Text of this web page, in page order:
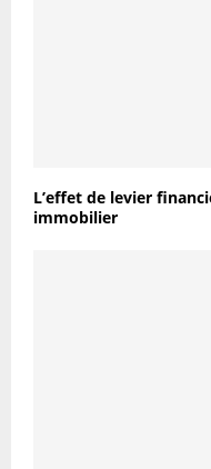
L’effet de levier
immobilier